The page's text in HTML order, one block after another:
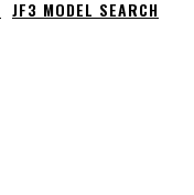
JF3 MODEL SEARCH